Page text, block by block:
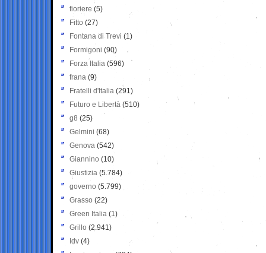
fioriere (5)
Fitto (27)
Fontana di Trevi (1)
Formigoni (90)
Forza Italia (596)
frana (9)
Fratelli d'Italia (291)
Futuro e Libertà (510)
g8 (25)
Gelmini (68)
Genova (542)
Giannino (10)
Giustizia (5.784)
governo (5.799)
Grasso (22)
Green Italia (1)
Grillo (2.941)
Idv (4)